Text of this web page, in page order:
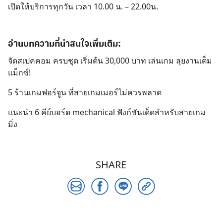
เปิดให้บริการทุกวัน เวลา 10.00 น. – 22.00น.
อ่านบทความที่น่าสนใจเพิ่มเติม:
จัดสเปคคอม ครบชุด เริ่มต้น 30,000 บาท เล่นเกม ลุยงานเต็ม
แม็กซ์!
5 ร้านเกมฟอร์จูน ที่สายเกมเมอร์ไม่ควรพลาด
แนะนำ 6 คีย์บอร์ด mechanical ฟังก์ชันเด็ดสำหรับสายเกม
มิ่ง
SHARE